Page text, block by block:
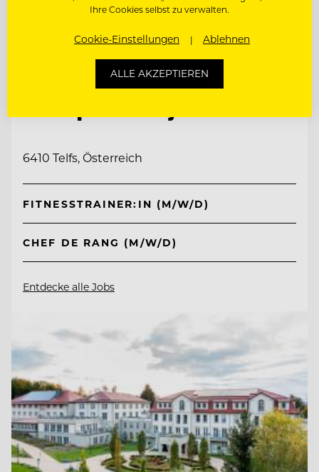
6410 Telfs, Österreich
FITNESSTRAINER:IN (M/W/D)
CHEF DE RANG (M/W/D)
Entdecke alle Jobs
Ihre Cookies selbst zu verwalten.
Cookie-Einstellungen Ablehnen
ALLE AKZEPTIEREN